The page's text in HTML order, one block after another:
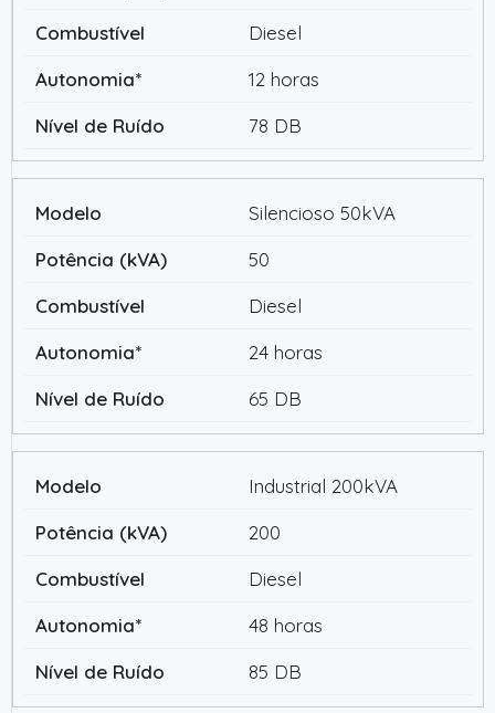
Diesel
12 horas
78 DB
Silencioso 50kVA
50
Diesel
24 horas
65 DB
Industrial 200kVA
200
Diesel
48 horas
85 DB